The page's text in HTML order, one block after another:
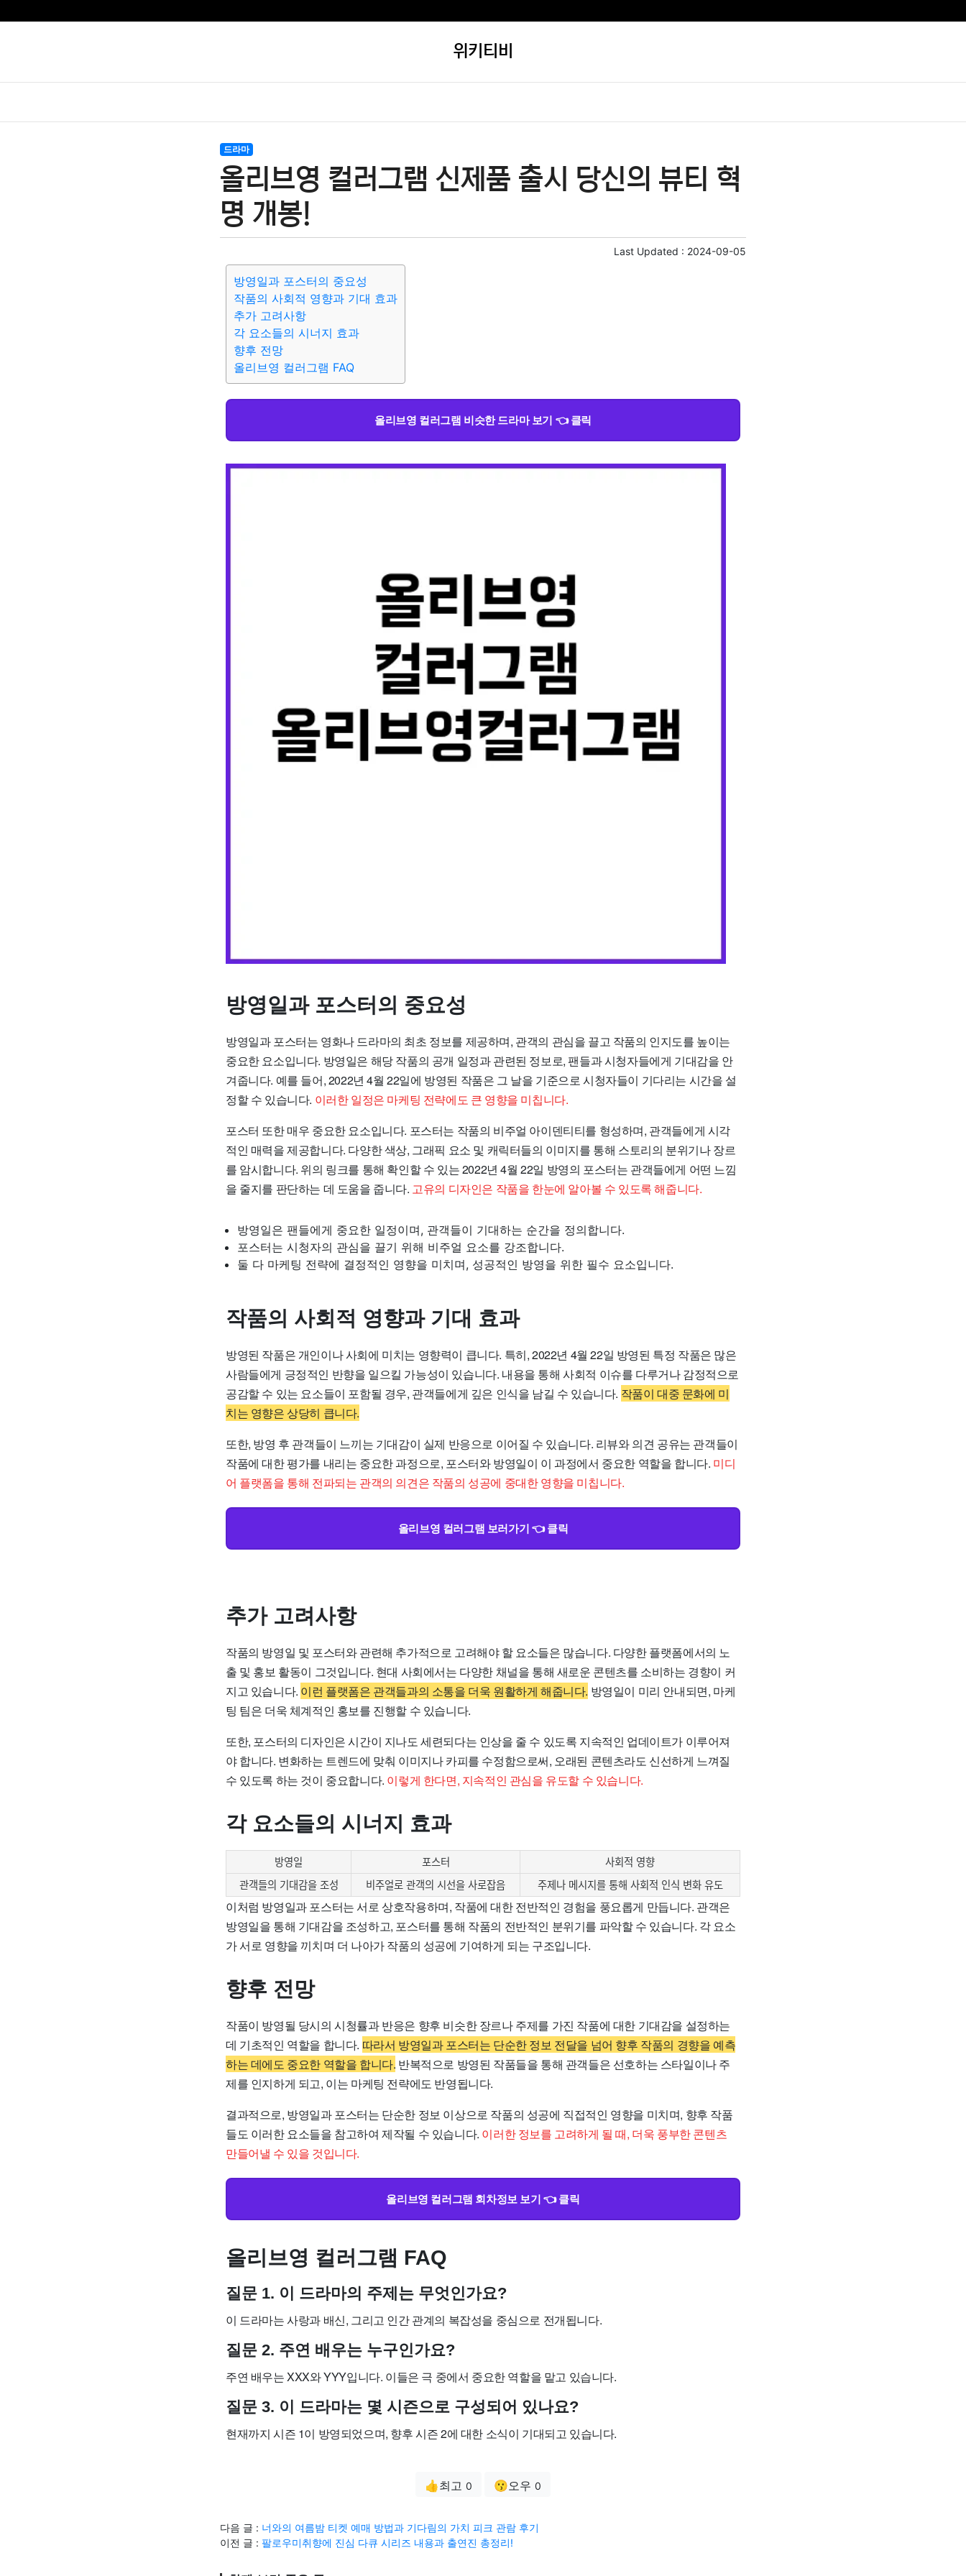
위키티비
드라마
올리브영 컬러그램 신제품 출시 당신의 뷰티 혁
명 개봉!
Last Updated : 2024-09-05
방영일과 포스터의 중요성
작품의 사회적 영향과 기대 효과
추가 고려사항
각 요소들의 시너지 효과
향후 전망
올리브영 컬러그램 FAQ
올리브영 컬러그램 비슷한 드라마 보기 👈 클릭
방영일과 포스터의 중요성
방영일과 포스터는 영화나 드라마의 최초 정보를 제공하며, 관객의 관심을 끌고 작품의 인지도를 높이는
중요한 요소입니다. 방영일은 해당 작품의 공개 일정과 관련된 정보로, 팬들과 시청자들에게 기대감을 안
겨줍니다. 예를 들어, 2022년 4월 22일에 방영된 작품은 그 날을 기준으로 시청자들이 기다리는 시간을 설
정할 수 있습니다. 이러한 일정은 마케팅 전략에도 큰 영향을 미칩니다.
포스터 또한 매우 중요한 요소입니다. 포스터는 작품의 비주얼 아이덴티티를 형성하며, 관객들에게 시각
적인 매력을 제공합니다. 다양한 색상, 그래픽 요소 및 캐릭터들의 이미지를 통해 스토리의 분위기나 장르
를 암시합니다. 위의 링크를 통해 확인할 수 있는 2022년 4월 22일 방영의 포스터는 관객들에게 어떤 느낌
을 줄지를 판단하는 데 도움을 줍니다. 고유의 디자인은 작품을 한눈에 알아볼 수 있도록 해줍니다.
방영일은 팬들에게 중요한 일정이며, 관객들이 기대하는 순간을 정의합니다.
포스터는 시청자의 관심을 끌기 위해 비주얼 요소를 강조합니다.
둘 다 마케팅 전략에 결정적인 영향을 미치며, 성공적인 방영을 위한 필수 요소입니다.
작품의 사회적 영향과 기대 효과
방영된 작품은 개인이나 사회에 미치는 영향력이 큽니다. 특히, 2022년 4월 22일 방영된 특정 작품은 많은
사람들에게 긍정적인 반향을 일으킬 가능성이 있습니다. 내용을 통해 사회적 이슈를 다루거나 감정적으로
공감할 수 있는 요소들이 포함될 경우, 관객들에게 깊은 인식을 남길 수 있습니다. 작품이 대중 문화에 미
치는 영향은 상당히 큽니다.
또한, 방영 후 관객들이 느끼는 기대감이 실제 반응으로 이어질 수 있습니다. 리뷰와 의견 공유는 관객들이
작품에 대한 평가를 내리는 중요한 과정으로, 포스터와 방영일이 이 과정에서 중요한 역할을 합니다. 미디
어 플랫폼을 통해 전파되는 관객의 의견은 작품의 성공에 중대한 영향을 미칩니다.
올리브영 컬러그램 보러가기 👈 클릭
추가 고려사항
작품의 방영일 및 포스터와 관련해 추가적으로 고려해야 할 요소들은 많습니다. 다양한 플랫폼에서의 노
출 및 홍보 활동이 그것입니다. 현대 사회에서는 다양한 채널을 통해 새로운 콘텐츠를 소비하는 경향이 커
지고 있습니다. 이런 플랫폼은 관객들과의 소통을 더욱 원활하게 해줍니다. 방영일이 미리 안내되면, 마케
팅 팀은 더욱 체계적인 홍보를 진행할 수 있습니다.
또한, 포스터의 디자인은 시간이 지나도 세련되다는 인상을 줄 수 있도록 지속적인 업데이트가 이루어져
야 합니다. 변화하는 트렌드에 맞춰 이미지나 카피를 수정함으로써, 오래된 콘텐츠라도 신선하게 느껴질
수 있도록 하는 것이 중요합니다. 이렇게 한다면, 지속적인 관심을 유도할 수 있습니다.
각 요소들의 시너지 효과
방영일 포스터
사회적 영향
관객들의 기대감을 조성
비주얼로 관객의 시선을 사로잡음 주제나 메시지를 통해 사회적 인식 변화 유도
이처럼 방영일과 포스터는 서로 상호작용하며, 작품에 대한 전반적인 경험을 풍요롭게 만듭니다. 관객은
방영일을 통해 기대감을 조성하고, 포스터를 통해 작품의 전반적인 분위기를 파악할 수 있습니다. 각 요소
가 서로 영향을 끼치며 더 나아가 작품의 성공에 기여하게 되는 구조입니다.
향후 전망
작품이 방영될 당시의 시청률과 반응은 향후 비슷한 장르나 주제를 가진 작품에 대한 기대감을 설정하는
데 기초적인 역할을 합니다. 따라서 방영일과 포스터는 단순한 정보 전달을 넘어 향후 작품의 경향을 예측
하는 데에도 중요한 역할을 합니다. 반복적으로 방영된 작품들을 통해 관객들은 선호하는 스타일이나 주
제를 인지하게 되고, 이는 마케팅 전략에도 반영됩니다.
결과적으로, 방영일과 포스터는 단순한 정보 이상으로 작품의 성공에 직접적인 영향을 미치며, 향후 작품
들도 이러한 요소들을 참고하여 제작될 수 있습니다. 이러한 정보를 고려하게 될 때, 더욱 풍부한 콘텐츠
만들어낼 수 있을 것입니다.
올리브영 컬러그램 회차정보 보기 👈 클릭
올리브영 컬러그램 FAQ
질문 1. 이 드라마의 주제는 무엇인가요?
이 드라마는 사랑과 배신, 그리고 인간 관계의 복잡성을 중심으로 전개됩니다.
질문 2. 주연 배우는 누구인가요?
주연 배우는 XXX와 YYY입니다. 이들은 극 중에서 중요한 역할을 맡고 있습니다.
질문 3. 이 드라마는 몇 시즌으로 구성되어 있나요?
현재까지 시즌 1이 방영되었으며, 향후 시즌 2에 대한 소식이 기대되고 있습니다.
👍최고 0 😗오우 0
다음 글 : 너와의 여름밤 티켓 예매 방법과 기다림의 가치 피크 관람 후기
이전 글 : 팔로우미취향에 진심 다큐 시리즈 내용과 출연진 총정리!